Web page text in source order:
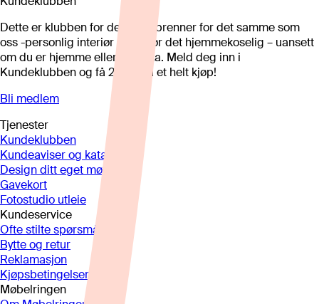
Dette er klubben for deg som brenner for det samme som
oss -personlig interiør som gjør det hjemmekoselig – uansett
om du er hjemme eller på hytta. Meld deg inn i
Kundeklubben og få 25%* på et helt kjøp!
Bli medlem
Tjenester
Kundeklubben
Kundeaviser og kataloger
Design ditt eget møbel
Gavekort
Fotostudio utleie
Kundeservice
Ofte stilte spørsmål
Bytte og retur
Reklamasjon
Kjøpsbetingelser
Møbelringen